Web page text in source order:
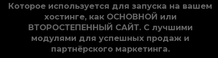
Которое используется для запуска на вашем
хостинге, как ОСНОВНОЙ или
ВТОРОСТЕПЕННЫЙ САЙТ. С лучшими
модулями для успешных продаж и
партнёрского маркетинга.